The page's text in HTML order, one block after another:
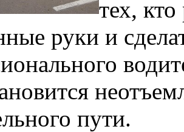
тех,
руки и
пути.